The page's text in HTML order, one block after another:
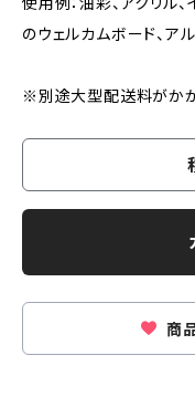
のウェルカムボード、ア
※別途大型配送料がかか
商